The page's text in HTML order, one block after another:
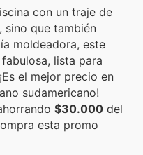
con un traje de
sino que también
moldeadora, este
lista para
el mejor precio en
sudamericano!
$30.000 del
esta promo